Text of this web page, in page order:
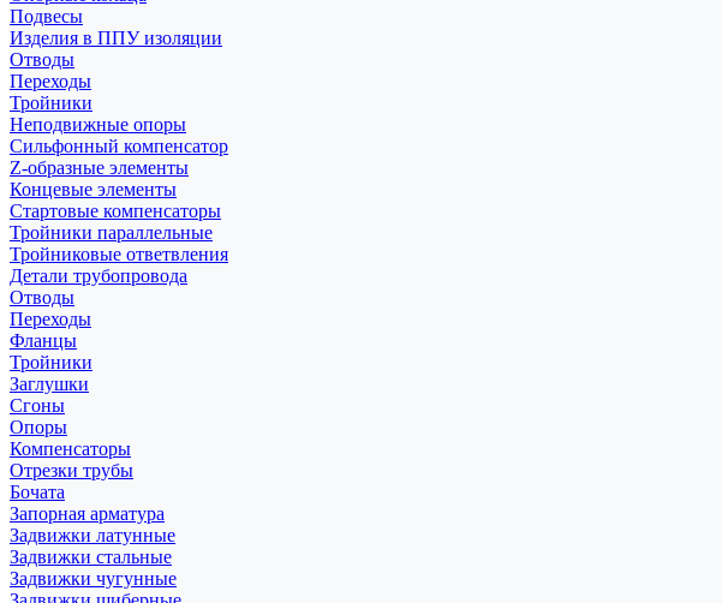
Подвесы
Изделия в ППУ изоляции
Отводы
Переходы
Тройники
Неподвижные опоры
Cильфонный компенсатор
Z-образные элементы
Концевые элементы
Стартовые компенсаторы
Тройники параллельные
Тройниковые ответвления
Детали трубопровода
Отводы
Переходы
Фланцы
Тройники
Заглушки
Сгоны
Опоры
Компенсаторы
Отрезки трубы
Бочата
Запорная арматура
Задвижки латунные
Задвижки стальные
Задвижки чугунные